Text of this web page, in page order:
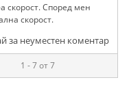
скорост. Според мен
скорост.
за неуместен коментар
1 - 7 от 7